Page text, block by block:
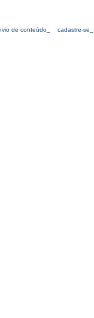
de conteúdo_ cadastre-se_